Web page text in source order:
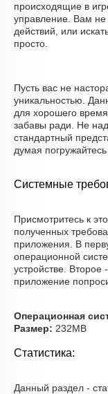
происходящие в
управление. Вам не
действий, или
просто.
Пусть вас не
уникальностью.
для хорошего
забавы ради. Не
стандартный
думая
Системные
Присмотритесь к
полученных
приложения. В
операционной
устройстве. Второе
приложение
Операционная
Размер: 232MB
Статистика:
Данный раздел -